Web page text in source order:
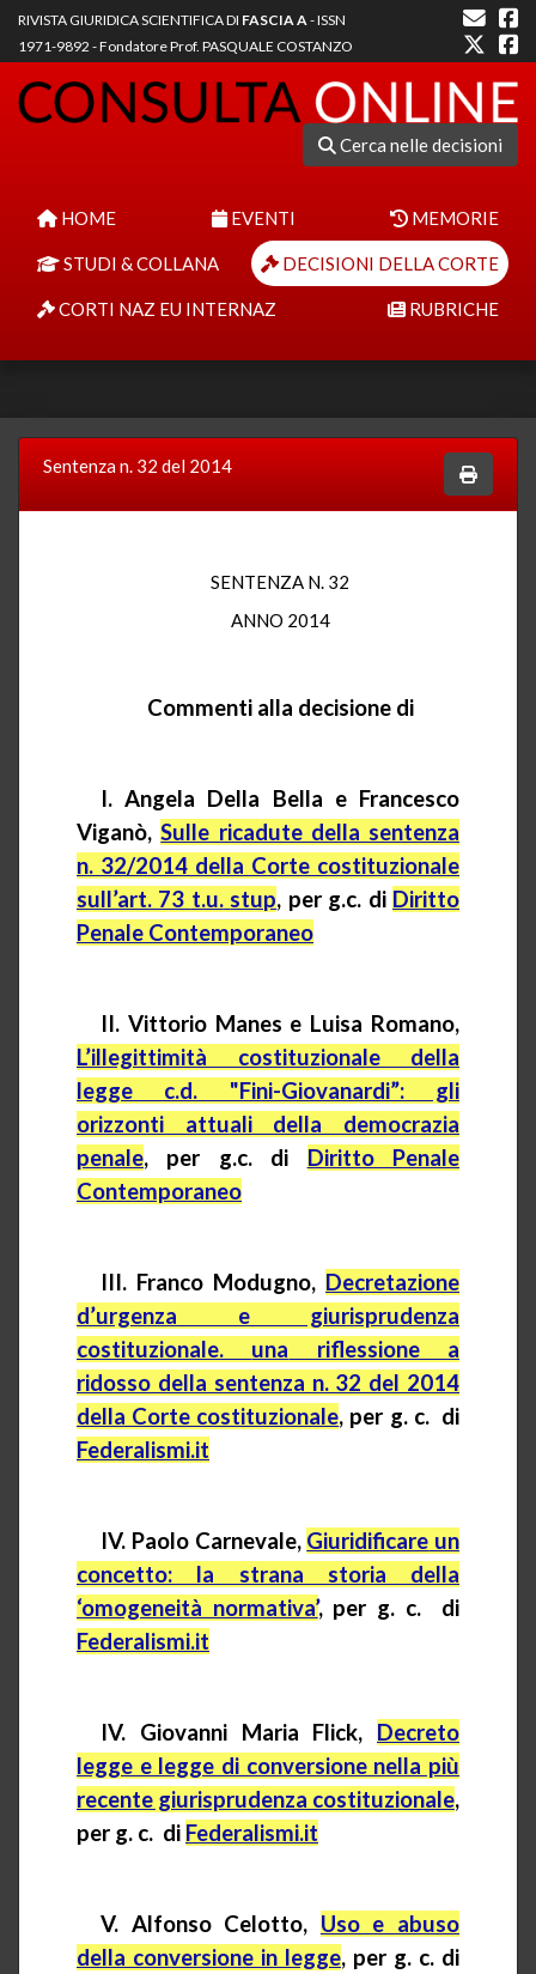
RIVISTA GIURIDICA SCIENTIFICA DI FASCIA A- ISSN
1971-9892 - Fondatore Prof. PASQUALE COSTANZO
Cerca nelle decisioni
HOME EVENTI MEMORIE
STUDI & COLLANA DECISIONI DELLA CORTE
CORTI NAZ EU INTERNAZ RUBRICHE
Sentenza n. 32 del 2014
SENTENZA N. 32
ANNO 2014
Commenti alla decisione di
I. Angela Della Bella e Francesco
Viganò,Sulle ricadute della sentenza
n. 32/2014 della Corte costituzionale
sull’art. 73 t.u. stup, per g.c. di Diritto
Penale Contemporaneo
II. Vittorio Manes e Luisa Romano,
L’illegittimità costituzionale della
legge c.d. "Fini-Giovanardi”: gli
orizzonti attuali della democrazia
penale, per g.c.di Diritto Penale
Contemporaneo
III. Franco Modugno, Decretazione
d’urgenza e giurisprudenza
costituzionale. una riflessione a
ridosso della sentenza n. 32 del 2014
della Corte costituzionale, per g. c. di
Federalismi.it
IV. Paolo Carnevale, Giuridificare un
concetto: la strana storia della
‘omogeneità normativa’, per g. c.
di
Federalismi.it
IV. Giovanni Maria Flick, Decreto
legge e legge di conversione nella più
recente giurisprudenza costituzionale,
per g. c. di Federalismi.it
V. Alfonso Celotto, Uso e abuso
della conversione in legge, per g. c. di